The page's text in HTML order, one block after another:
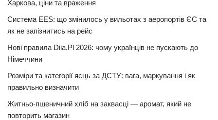
Харкова, ціни та враження
Система EES: що змінилось у вильотах з аеропортів ЄС та
як не запізнитись на рейс
Нові правила Diia.Pl 2026: чому українців не пускають до
Німеччини
Розміри та категорії яєць за ДСТУ: вага, маркування і як
правильно визначити
Житньо-пшеничний хліб на заквасці — аромат, який не
повторить магазин